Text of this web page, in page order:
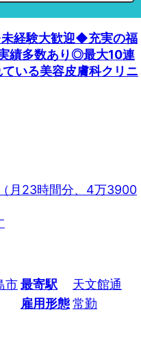
経験大歓迎◆充実の福
績多数あり◎最大10連
いる美容皮膚科クリニ
月23時間分、4万3900
市最寄駅
天文館通
雇用形態常勤